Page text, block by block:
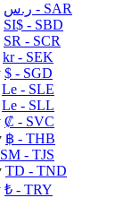
ر.س - SAR
SI$ - SBD
SR - SCR
kr- SEK
$ - SGD
Le - SLE
Le - SLL
₡ - SVC
฿ - THB
ЅМ - TJS
TD - TND
₺ - TRY